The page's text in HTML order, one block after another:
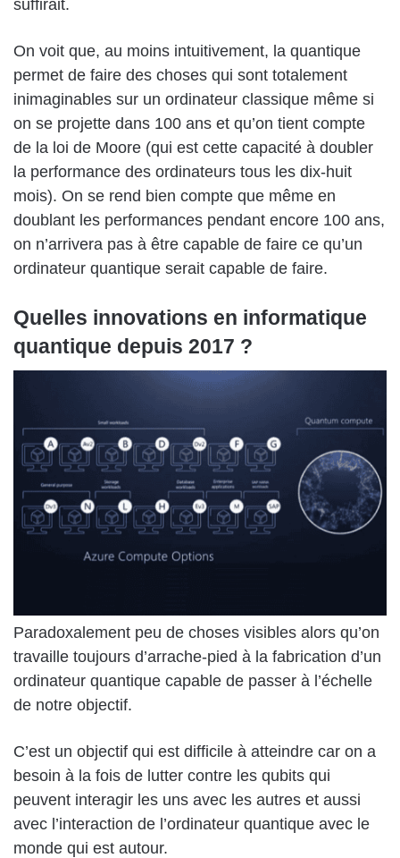
suffirait.
On voit que, au moins intuitivement, la quantique
permet de faire des choses qui sont totalement
inimaginables sur un ordinateur classique même si
on se projette dans 100 ans et qu’on tient compte
de la loi de Moore (qui est cette capacité à doubler
la performance des ordinateurs tous les dix-huit
mois). On se rend bien compte que même en
doublant les performances pendant encore 100 ans,
on n’arrivera pas à être capable de faire ce qu’un
ordinateur quantique serait capable de faire.
Quelles innovations en informatique
quantique depuis 2017 ?
Paradoxalement peu de choses visibles alors qu’on
travaille toujours d’arrache-pied à la fabrication d’un
ordinateur quantique capable de passer à l’échelle
de notre objectif.
C’est un objectif qui est difficile à atteindre car on a
besoin à la fois de lutter contre les qubits qui
peuvent interagir les uns avec les autres et aussi
avec l’interaction de l’ordinateur quantique avec le
monde qui est autour.